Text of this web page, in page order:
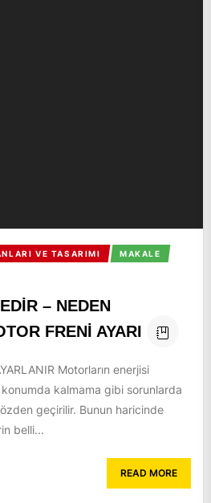
VE TASARIMI MAKALE
– NEDEN
FRENİ AYARI
Motorların enerjisi
kalmama gibi sorunlarda
geçirilir. Bunun haricinde
belli...
READ MORE